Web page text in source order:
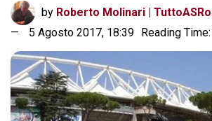
by Roberto Molinari |
5 Agosto 2017, 18:39 Reading